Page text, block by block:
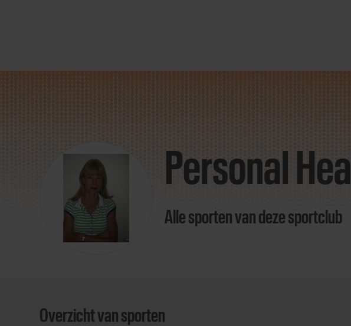
Direct
door
Personal
Alle sporten van deze sportclub
Overzicht van sporten